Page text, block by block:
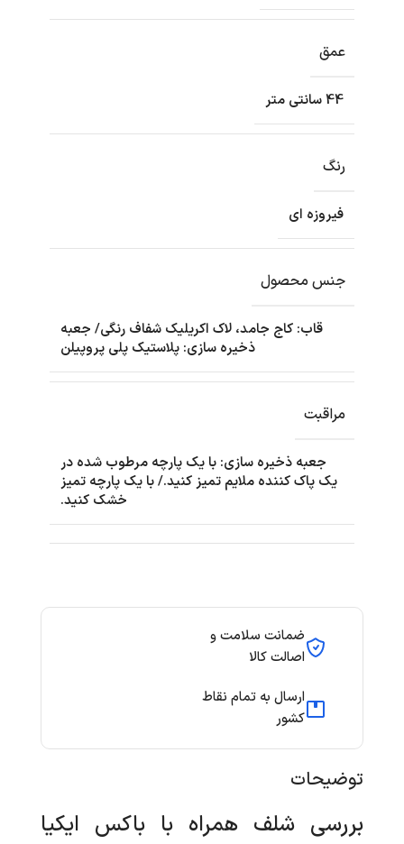
ضمانت سلامت و
اصالت کالا
ارسال به تمام نقاط
کشور
توضیحات
بررسی شلف همراه با باکس ایکیا
عمق
44 سانتی متر
رنگ
فیروزه ای
جنس محصول
قاب: کاج جامد، لاک اکریلیک شفاف رنگی/ جعبه
ذخیره سازی: پلاستیک پلی پروپیلن
مراقبت
جعبه ذخیره سازی: با یک پارچه مرطوب شده در
یک پاک کننده ملایم تمیز کنید./ با یک پارچه تمیز
خشک کنید.